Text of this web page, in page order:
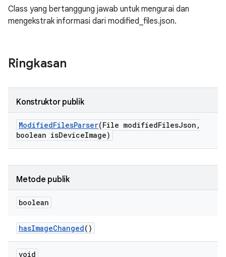
Class yang bertanggung jawab untuk mengurai dan
mengekstrak informasi dari modified_files.json.
Ringkasan
Konstruktor publik
ModifiedFilesParser(File modifiedFilesJson ,
boolean isDeviceImage)
Metode publik
boolean
hasImageChanged()
void